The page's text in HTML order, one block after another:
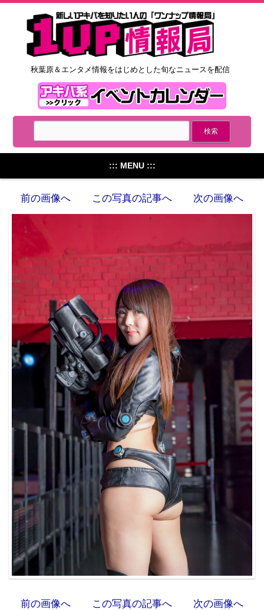
秋葉原＆エンタメ情報をはじめとした旬なニュースを配信
::: MENU :::
前の画像へ この写真の記事へ 次の画像へ
前の画像へ この写真の記事へ 次の画像へ